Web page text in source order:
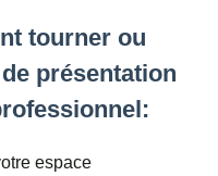
tourner ou
présentation
espace